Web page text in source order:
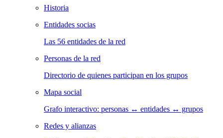
Historia
Entidades socias
Las 56 entidades de la red
Personas de la red
Directorio de quienes participan en los grupos
Mapa social
Grafo interactivo: personas ↔ entidades ↔ grupos
Redes y alianzas